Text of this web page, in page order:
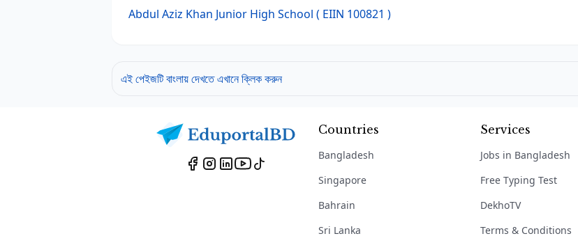
Abdul Aziz Khan Junior High School ( EIIN 100821 )
এই পেইজটি বাংলায় দেখতে এখানে ক্লিক করুন
Countries
Bangladesh
Singapore
Bahrain
Sri Lanka
Services
Jobs in Bangladesh
Free Typing Test
DekhoTV
Terms & Conditions